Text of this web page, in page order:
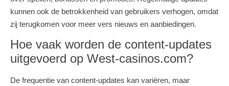
kunnen ook de betrokkenheid van gebruikers verhogen, omdat
zij terugkomen voor meer vers nieuws en aanbiedingen.
Hoe vaak worden de content-updates
uitgevoerd op West-casinos.com?
De frequentie van content-updates kan variëren, maar